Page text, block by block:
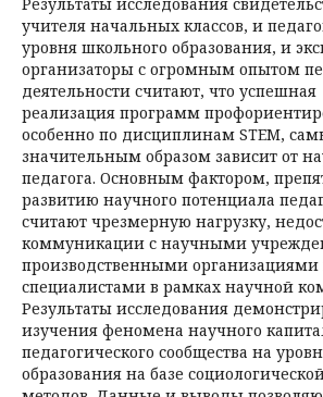
учителя начальных классов, и
уровня школьного образования, и
организаторы с огромным опытом
деятельности считают, что успешная
реализация программ
особенно по дисциплинам STEM,
значительным образом зависит от
педагога. Основным фактором,
развитию научного потенциала
считают чрезмерную нагрузку,
коммуникации с научными
производственными
специалистами в рамках научной
Результаты исследования
изучения феномена научного
педагогического сообщества на
образования на базе